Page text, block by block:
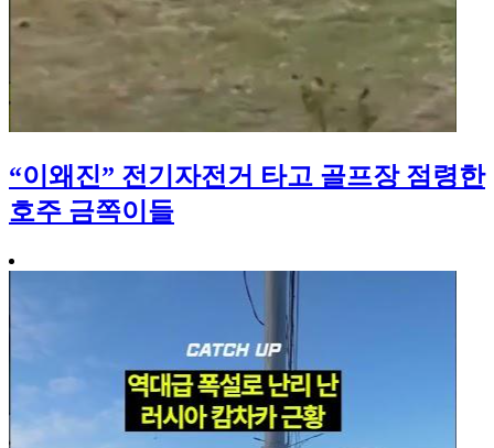
“이왜진” 전기자전거 타고 골프장 점령한
호주 금쪽이들